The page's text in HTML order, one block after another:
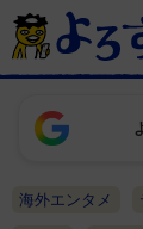
海外エンタメ